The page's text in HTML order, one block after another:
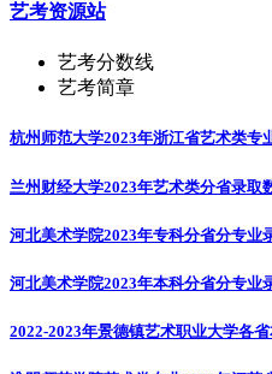
艺考资源站
艺考分数线
艺考简章
杭州师范大学2023年浙江省艺术类专
兰州财经大学2023年艺术类分省录取
河北美术学院2023年专科分省分专业
河北美术学院2023年本科分省分专业
2022-2023年景德镇艺术职业大学各